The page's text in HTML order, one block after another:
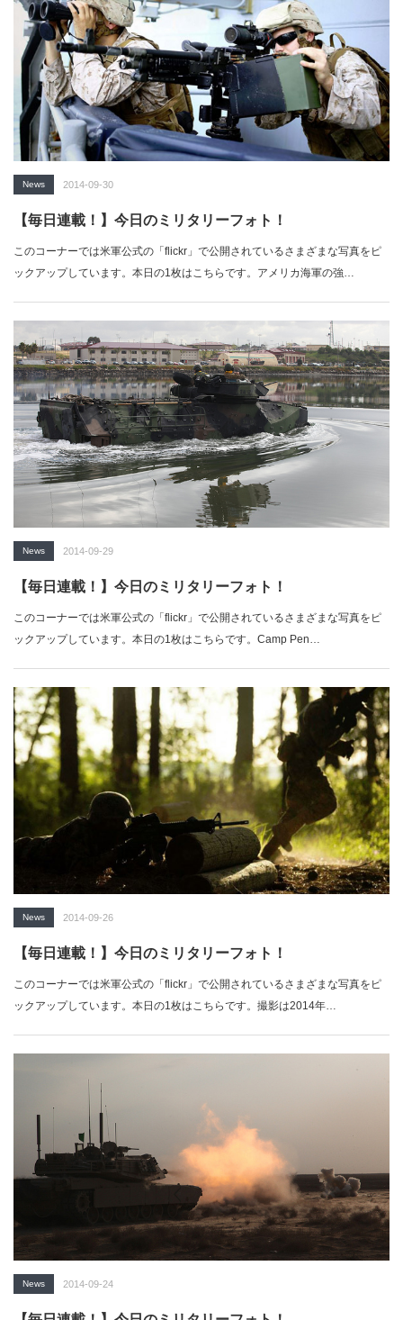
News 2014-09-30
【毎日連載！】今日のミリタリーフォト！
このコーナーでは米軍公式の「flickr」で公開されているさまざまな写真をピ
ックアップしています。本日の1枚はこちらです。アメリカ海軍の強…
News 2014-09-29
【毎日連載！】今日のミリタリーフォト！
このコーナーでは米軍公式の「flickr」で公開されているさまざまな写真をピ
ックアップしています。本日の1枚はこちらです。Camp Pen…
News 2014-09-26
【毎日連載！】今日のミリタリーフォト！
このコーナーでは米軍公式の「flickr」で公開されているさまざまな写真をピ
ックアップしています。本日の1枚はこちらです。撮影は2014年…
News 2014-09-24